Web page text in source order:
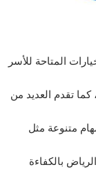
المتاحة للأسر
تقدم العديد من
متنوعة مثل
بالكفاءة